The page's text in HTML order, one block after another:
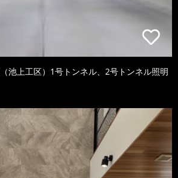
池上工区）1号トンネル、2号トンネル照明